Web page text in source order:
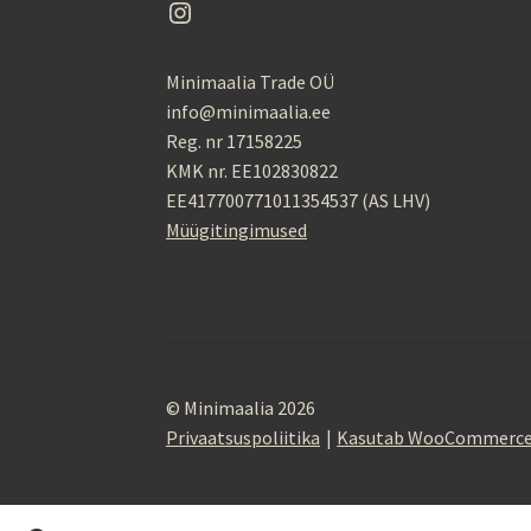
Instagram
Minimaalia Trade OÜ
info@minimaalia.ee
Reg. nr 17158225
KMK nr. EE102830822
EE417700771011354537 (AS LHV)
Müügitingimused
© Minimaalia 2026
Privaatsuspoliitika
Kasutab